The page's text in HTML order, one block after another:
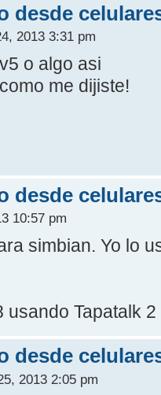
desde
2013 3:31 pm
o algo asi
me dijiste!
desde
10:57 pm
simbian. Yo lo
usando Tapatalk 2
desde
2013 2:05 pm